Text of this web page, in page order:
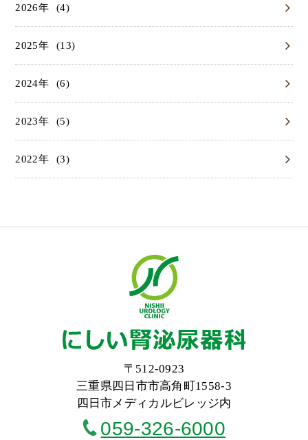
2026 (4)
2025 (13)
2024 (6)
2023 (5)
2022 (3)
〒512-0923
三重県四日市市高角町1558-3
四日市メディカルビレッジ内
059-326-6000